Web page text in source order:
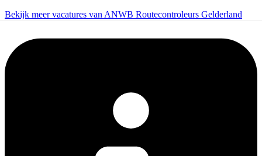
Bekijk meer vacatures van ANWB Routecontroleurs Gelderland